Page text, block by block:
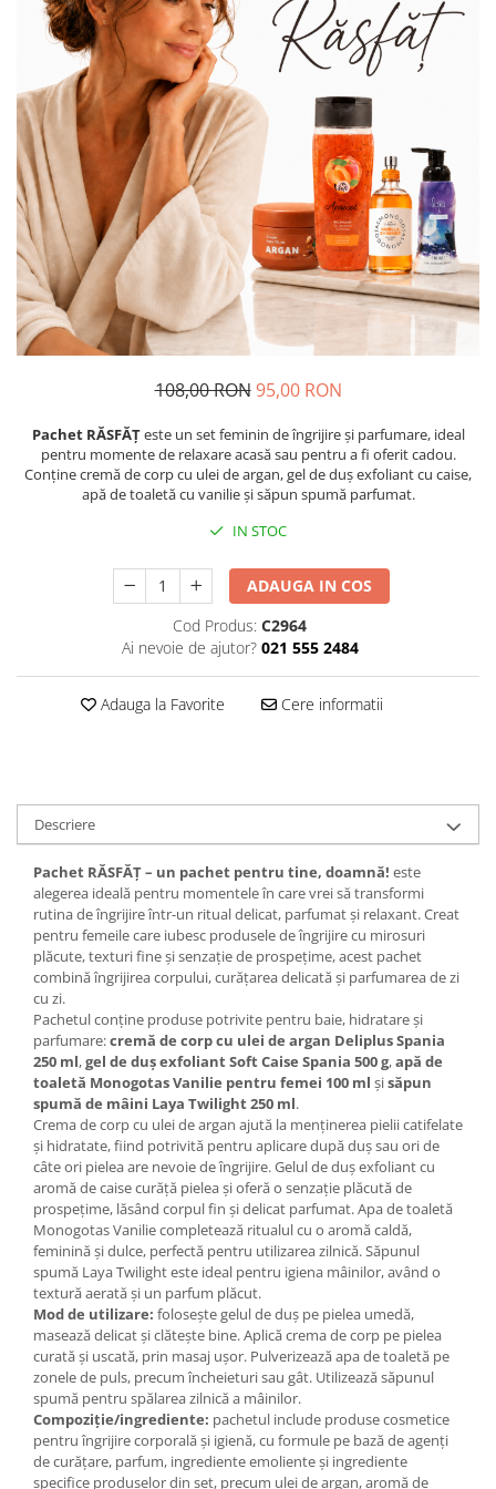
Insecticide
Dezinfectante
Absorbanti de Umiditate & Rezerve
Bioactivatori & Tratamente Fose
Septice
Manusi Protectie
Solutii curatare mobila
Ceaiuri
Cosmetice
Vopsea Par
Ingrijire Par
Ingrijire corp
Ingrijire maini
Ingrijire picioare
Ingrijire Urechi
Îngrijire Ten
Curatare Intretinere Incaltaminte
Farmaceutice
Make-up
Fond de ten
108,00 RON 95,00 RON
Pachet RĂSFĂȚeste un set feminin de îngrijire și parfumare, ideal
pentru momente de relaxare acasă sau pentru a fi oferit cadou.
Conține cremă de corp cu ulei de argan, gel de duș exfoliant cu caise,
apă de toaletă cu vanilie și săpun spumă parfumat.
IN STOC
ADAUGA IN COS
Cod Produs: C2964
Ai nevoie de ajutor? 021 555 2484
Adauga la Favorite Cere informatii
Descriere
Pachet RĂSFĂȚ – un pachet pentru tine, doamnă! este
alegerea ideală pentru momentele în care vrei să transformi
rutina de îngrijire într-un ritual delicat, parfumat și relaxant. Creat
pentru femeile care iubesc produsele de îngrijire cu mirosuri
plăcute, texturi fine și senzație de prospețime, acest pachet
combină îngrijirea corpului, curățarea delicată și parfumarea de zi
cu zi.
Pachetul conține produse potrivite pentru baie, hidratare și
parfumare:cremă de corp cu ulei de argan Deliplus Spania
250 ml,gel de duș exfoliant Soft Caise Spania 500 g,apă de
toaletă Monogotas Vanilie pentru femei 100 ml șisăpun
spumă de mâini Laya Twilight 250 ml.
Crema de corp cu ulei de argan ajută la menținerea pielii catifelate
și hidratate, fiind potrivită pentru aplicare după duș sau ori de
câte ori pielea are nevoie de îngrijire. Gelul de duș exfoliant cu
aromă de caise curăță pielea și oferă o senzație plăcută de
prospețime, lăsând corpul fin și delicat parfumat. Apa de toaletă
Monogotas Vanilie completează ritualul cu o aromă caldă,
feminină și dulce, perfectă pentru utilizarea zilnică. Săpunul
spumă Laya Twilight este ideal pentru igiena mâinilor, având o
textură aerată și un parfum plăcut.
Mod de utilizare: folosește gelul de duș pe pielea umedă,
masează delicat și clătește bine. Aplică crema de corp pe pielea
curată și uscată, prin masaj ușor. Pulverizează apa de toaletă pe
zonele de puls, precum încheieturi sau gât. Utilizează săpunul
spumă pentru spălarea zilnică a mâinilor.
Compoziție/ingrediente: pachetul include produse cosmetice
pentru îngrijire corporală și igienă, cu formule pe bază de agenți
de curățare, parfum, ingrediente emoliente și ingrediente
specifice produselor din set, precum ulei de argan, aromă de